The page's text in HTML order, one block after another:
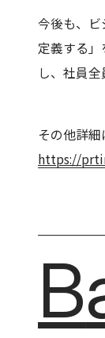
今後も、
定義する
し、社員
その他詳細
https://
B